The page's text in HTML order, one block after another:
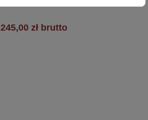
245,00 zł brutto